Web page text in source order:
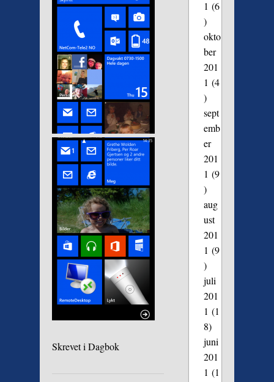
Skrevet i Dagbok
1 (6
)
okto
ber
201
1 (4
)
sept
emb
er
201
1 (9
)
aug
ust
201
1 (9
)
juli
201
1 (1
8)
juni
201
1 (1